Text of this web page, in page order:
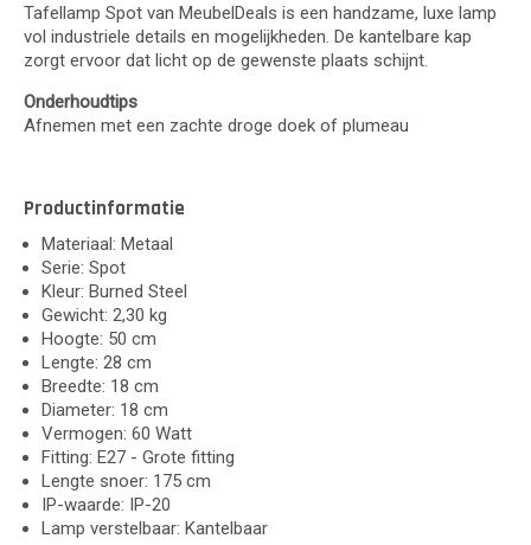
Tafellamp Spot van MeubelDeals is een handzame, luxe lamp
vol industriele details en mogelijkheden. De kantelbare kap
zorgt ervoor dat licht op de gewenste plaats schijnt.
Onderhoudtips
Afnemen met een zachte droge doek of plumeau
Productinformatie
Materiaal: Metaal
Serie: Spot
Kleur: Burned Steel
Gewicht: 2,30 kg
Hoogte: 50 cm
Lengte: 28 cm
Breedte: 18 cm
Diameter: 18 cm
Vermogen: 60 Watt
Fitting: E27 - Grote fitting
Lengte snoer: 175 cm
IP-waarde: IP-20
Lamp verstelbaar: Kantelbaar